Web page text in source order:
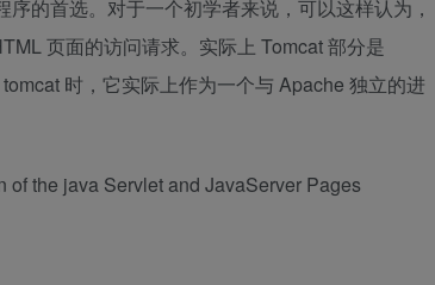
的首选。对于一个初学者来说，可以这样认为，
页面的访问请求。实际上 Tomcat 部分是
时，它实际上作为一个与 Apache 独立的进
the java Servlet and JavaServer Pages